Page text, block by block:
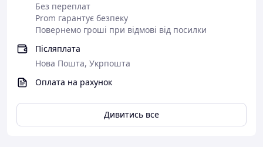
Без переплат
Prom гарантує безпеку
Повернемо гроші при відмові від посилки
Післяплата
Нова Пошта, Укрпошта
Оплата на рахунок
Дивитись все